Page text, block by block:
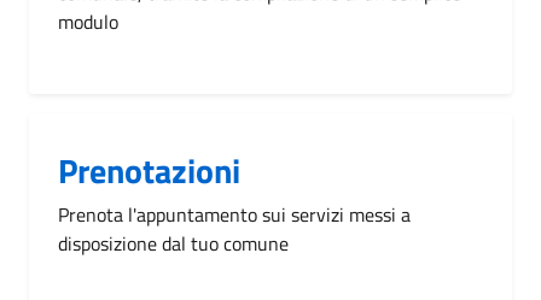
modulo
Prenotazioni
Prenota l'appuntamento sui servizi messi a
disposizione dal tuo comune